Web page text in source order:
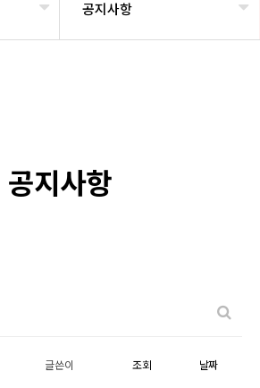
공지사항
공지사항
글쓴이 조회 날짜